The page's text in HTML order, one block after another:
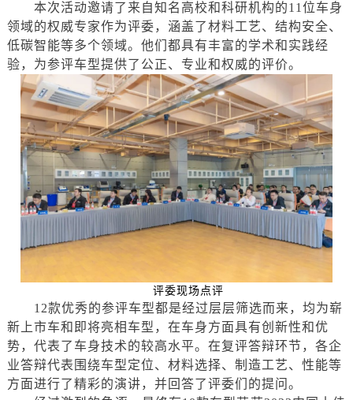
本次活动邀请了来自知名高校和科研机构的11位车身
领域的权威专家作为评委，涵盖了材料工艺、结构安全、
低碳智能等多个领域。他们都具有丰富的学术和实践经
验，为参评车型提供了公正、专业和权威的评价。
评委现场点评
12款优秀的参评车型都是经过层层筛选而来，均为崭
新上市车和即将亮相车型，在车身方面具有创新性和优
势，代表了车身技术的较高水平。在复评答辩环节，各企
业答辩代表围绕车型定位、材料选择、制造工艺、性能等
方面进行了精彩的演讲，并回答了评委们的提问。